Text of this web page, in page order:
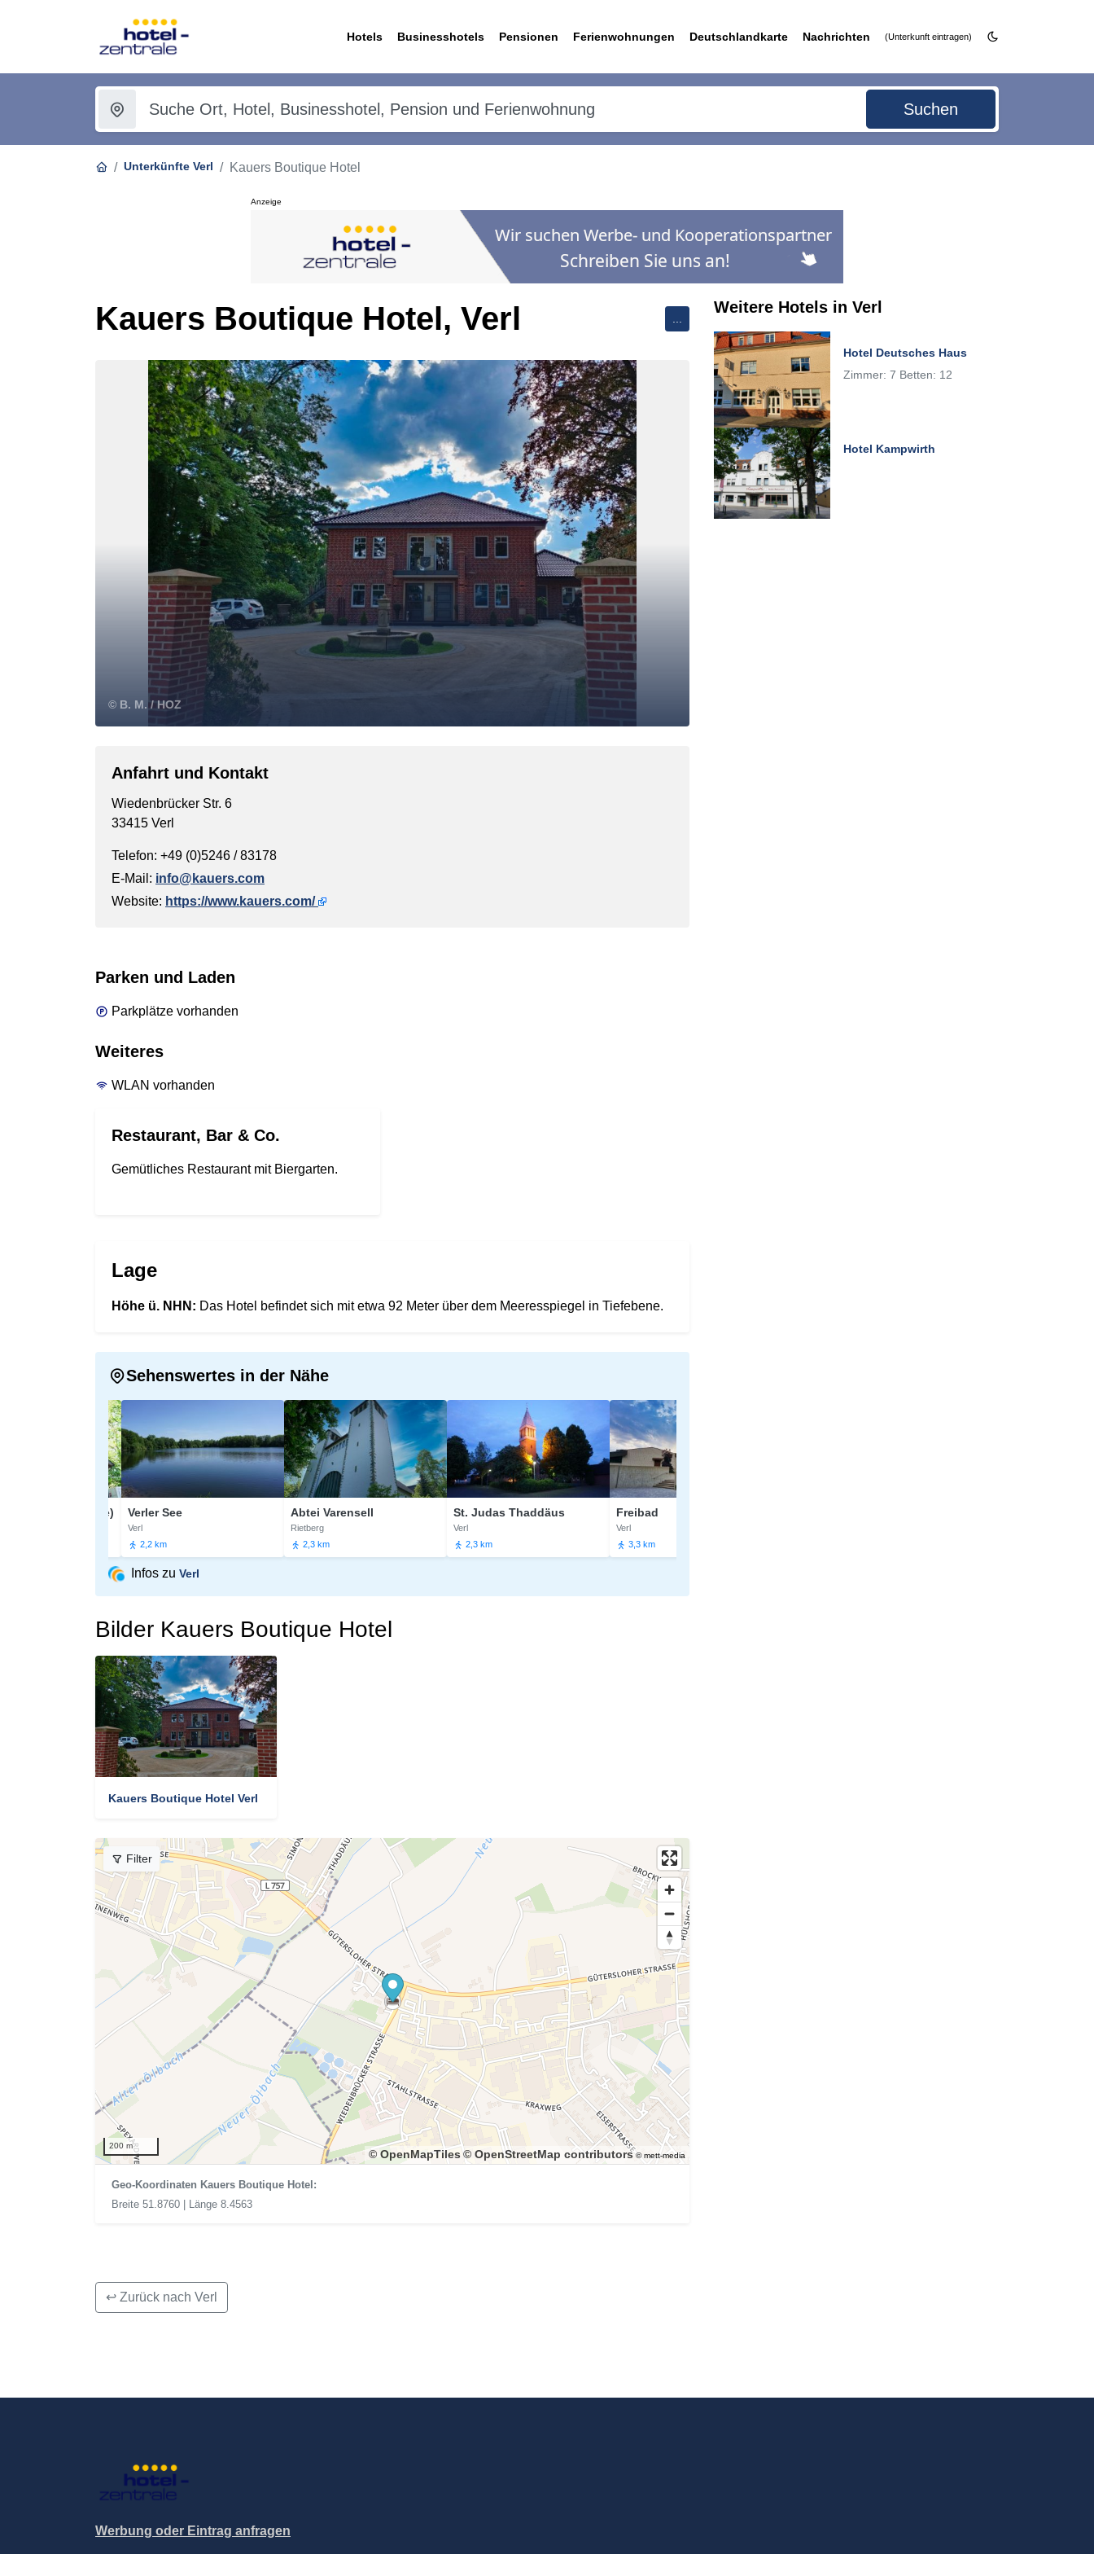
Hotels Businesshotels Pensionen Ferienwohnungen Deutschlandkarte Nachrichten (Unterkunft eintragen)
Suchen
Unterkünfte Verl Kauers Boutique Hotel
Anzeige
Kauers Boutique Hotel, Verl
© B. M. / HOZ
Anfahrt und Kontakt
Wiedenbrücker Str. 6
33415 Verl
Telefon: +49 (0)5246 / 83178
E-Mail: info@kauers.com
Website: https://www.kauers.com/
Parken und Laden
Parkplätze vorhanden
Weiteres
WLAN vorhanden
Restaurant, Bar & Co.
Gemütliches Restaurant mit Biergarten.
Lage
Höhe ü. NHN: Das Hotel befindet sich mit etwa 92 Meter über dem Meeresspiegel in Tiefebene.
Sehenswertes in der Nähe
Verler See
2,2 km
Abtei Varensell
Rietberg
2,3 km
St. Judas Thaddäus
2,3 km
Freibad
3,3 km
Infos zu Verl
Bilder Kauers Boutique Hotel
Kauers Boutique Hotel Verl
200 m
© OpenMapTiles© OpenStreetMap contributors © mett-media
Filter
Geo-Koordinaten Kauers Boutique Hotel:
Breite 51.8760 | Länge 8.4563
↩ Zurück nach Verl
Weitere Hotels in Verl
Hotel Deutsches Haus
Zimmer: 7 Betten: 12
Hotel Kampwirth
Werbung oder Eintrag anfragen